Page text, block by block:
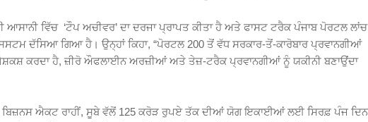
ਆਸਾਨੀ ਵਿੱਚ ‘ਟੌਪ ਅਚੀਵਰ’ ਦਾ ਦਰਜਾ ਪ੍ਰਾਪਤ ਕੀਤਾ ਹੈ ਅਤੇ ਫਾਸਟ ਟਰੈਕ ਪੰਜਾਬ ਪੋਰਟਲ ਲਾਂਚ
ਦੱਸਿਆ ਗਿਆ ਹੈ। ਉਨ੍ਹਾਂ ਕਿਹਾ, “ਪੋਰਟਲ 200 ਤੋਂ ਵੱਧ ਸਰਕਾਰ-ਤੋਂ-ਕਾਰੋਬਾਰ ਪ੍ਰਵਾਨਗੀਆਂ
ਕਰਦਾ ਹੈ, ਜ਼ੀਰੋ ਔਫਲਾਈਨ ਅਰਜ਼ੀਆਂ ਅਤੇ ਤੇਜ਼-ਟਰੈਕ ਪ੍ਰਵਾਨਗੀਆਂ ਨੂੰ ਯਕੀਨੀ ਬਣਾਉਂਦਾ
ਬਿਜ਼ਨਸ ਐਕਟ ਰਾਹੀਂ, ਸੂਬੇ ਵੱਲੋਂ 125 ਕਰੋੜ ਰੁਪਏ ਤੱਕ ਦੀਆਂ ਯੋਗ ਇਕਾਈਆਂ ਲਈ ਸਿਰਫ਼ ਪੰਜ